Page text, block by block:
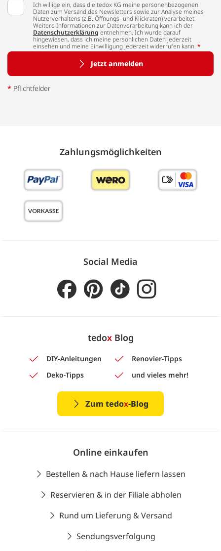
Ich willige ein, dass die tedox KG meine personenbezogenen
Daten zum Versand des Newsletters sowie zur Analyse meines
Nutzerverhaltens (z.B. Öffnungs- und Klickraten) verarbeitet.
Weitere Informationen zur Datenverarbeitung kann ich der
Datenschutzerklärung entnehmen. Ich wurde darauf
hingewiesen, dass ich meine persönlichen Daten jederzeit
einsehen und meine Einwilligung jederzeit widerrufen kann. *
Jetzt anmelden
* Pflichtfelder
Zahlungs­möglich­keiten
Social Media
tedoxBlog
DIY-Anleitungen
Renovier-Tipps
Deko-Tipps
und vieles mehr!
Zum tedox-Blog
Online einkaufen
Bestellen & nach Hause liefern lassen
Reservieren & in der Filiale abholen
Rund um Lieferung & Versand
Sendungsverfolgung